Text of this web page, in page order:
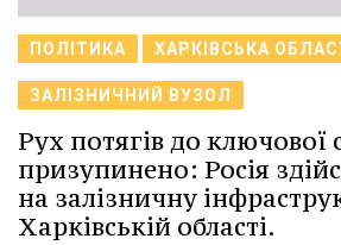
ПОЛІТИКА ХАРКІВСЬКА
ЗАЛІЗНИЧНИЙ ВУЗОЛ
Рух потягів до ключової
призупинено: Росія
на залізничну
Харківській області.